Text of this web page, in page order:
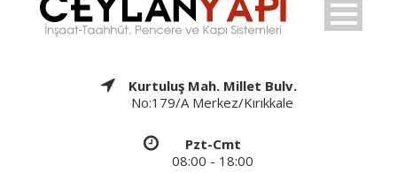
Kurtuluş Mah. Millet Bulv.
No:179/A Merkez/Kırıkkale
Pzt-Cmt
08:00 - 18:00